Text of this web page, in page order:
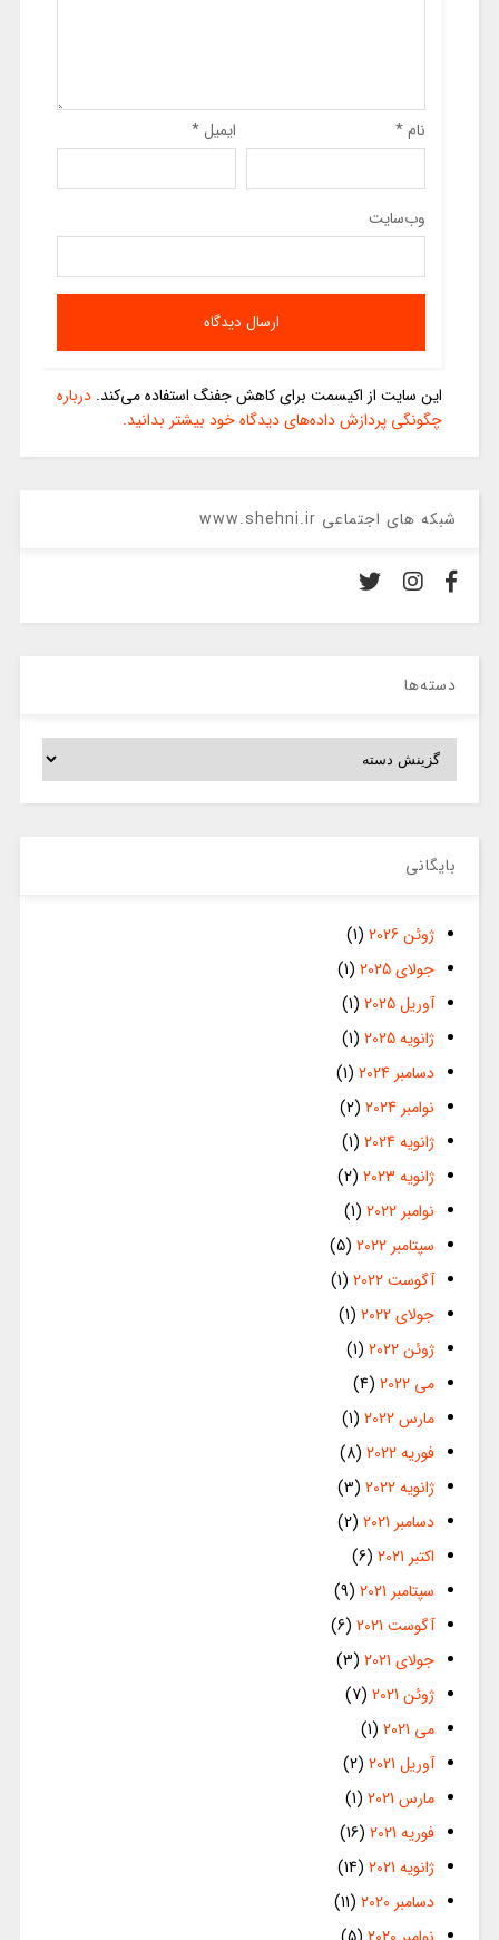
نام* ایمیل*
وب‌سایت
این سایت از اکیسمت برای کاهش جفنگ استفاده می‌کند. درباره
چگونگی پردازش داده‌های دیدگاه خود بیشتر بدانید.
شبکه های اجتماعی www.shehni.ir
دسته‌ها
دسته‌ها
بایگانی
ژوئن 2026
(1)
جولای 2025
(1)
آوریل 2025
(1)
ژانویه 2025
(1)
دسامبر 2024
(1)
نوامبر 2024
(2)
ژانویه 2024
(1)
ژانویه 2023
(2)
نوامبر 2022
(1)
سپتامبر 2022
(5)
آگوست 2022
(1)
جولای 2022
(1)
ژوئن 2022
(1)
می 2022
(4)
مارس 2022
(1)
فوریه 2022
(8)
ژانویه 2022
(3)
دسامبر 2021
(2)
اکتبر 2021
(6)
سپتامبر 2021
(9)
آگوست 2021
(6)
جولای 2021
(3)
ژوئن 2021
(7)
می 2021
(1)
آوریل 2021
(2)
مارس 2021
(1)
فوریه 2021
(16)
ژانویه 2021
(14)
دسامبر 2020
(11)